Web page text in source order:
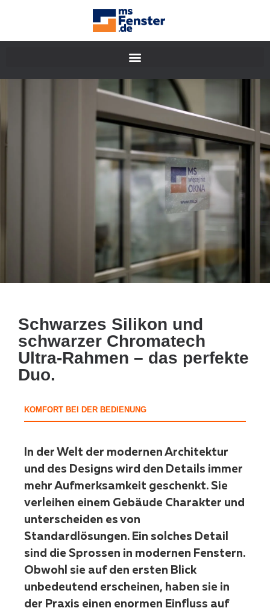
Schwarzes Silikon und
schwarzer Chromatech
Ultra-Rahmen – das perfekte
Duo.
KOMFORT BEI DER BEDIENUNG
In der Welt der modernen Architektur
und des Designs wird den Details immer
mehr Aufmerksamkeit geschenkt. Sie
verleihen einem Gebäude Charakter und
unterscheiden es von
Standardlösungen. Ein solches Detail
sind die Sprossen in modernen Fenstern.
Obwohl sie auf den ersten Blick
unbedeutend erscheinen, haben sie in
der Praxis einen enormen Einfluss auf